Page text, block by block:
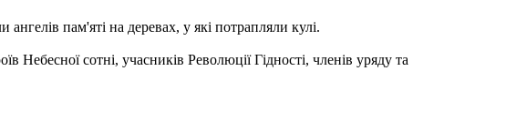
пам'яті на деревах, у які потрапляли кулі.
Небесної сотні, учасників Революції Гідності, членів уряду та